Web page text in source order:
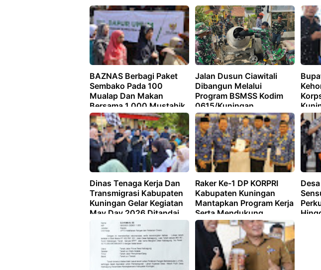
BAZNAS Berbagi Paket
Sembako Pada 100
Mualap Dan Makan
Bersama 1.000 Mustahik
Di Kelurahan/Kecamatan
Cigugur
Jalan Dusun Ciawitali
Dibangun Melalui
Program BSMSS Kodim
0615/Kuningan
Dinas Tenaga Kerja Dan
Transmigrasi Kabupaten
Kuningan Gelar Kegiatan
May Day 2026 Ditandai
Berbagai Kegiatan
Raker Ke-1 DP KORPRI
Kabupaten Kuningan
Mantapkan Program Kerja
Serta Mendukung
Peningkatan
Profesionalisme ASN